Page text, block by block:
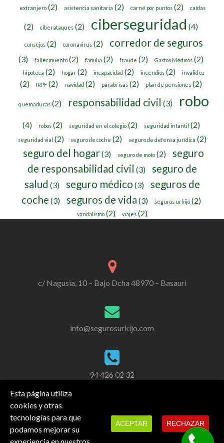
extranjero(2) asistencia sanitaria (2) carné por puntos(2) caídas
(2) ciberataques (2) ciberseguridad (4)
consejos(2) coronavirus(2) corredor de seguros
(3) fallecimiento (2) familia (2) fraude (2) Gastos Médicos (2)
hipoteca (2) hogar (2) incapacidad (2) incendios (2) invalidez
(2) IRPF (2) navidad (2) parabrisas (2) plan de pensiones (2)
quemaduras(2) responsabilidad civil (3) robo
(4) robos(2) seguridad en el colegio(2) seguridad infantil (2)
seguridad vial (2) seguro de coche (2) seguro de defensa jurídica (2)
seguro del hogar(3) seguro de moto (2)
seguro
de responsabilidad civil (3)
seguro de
salud (3) seguro médico (3)
seguros de
coche (3) seguros de vida (3) seguros urkijo(2)
vandalismo (2) viajes (2)
c/ Nagusia, 10 – Bajo Dcha 48970 – Basauri
info@segurosurkijo.com
94 426 02 32
Esta página utiliza
cookies y otras
tecnologías para que
podamos mejorar su
ACEPTAR RECHAZAR